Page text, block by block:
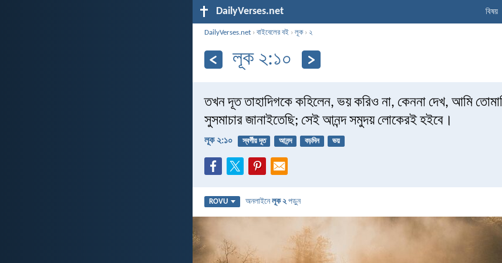
DailyVerses.net বিষয়
DailyVerses.net ›বাইবেলের বই ›লূক›২
লূক ২:১০
তখন দূত তাহাদিগকে কহিলেন, ভয় করিও না, কেননা দেখ, আমি
সুসমাচার জানাইতেছি; সেই আনন্দ সমুদয় লোকেরই হইবে।
লূক ২:১০ স্বর্গীয় দূত আনন্দ বড়দিন ভয়
ROVU অনলাইনেলূক ২পড়ুন